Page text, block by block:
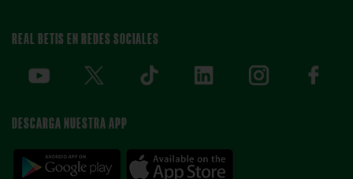
REAL BETIS EN REDES SOCIALES
DESCARGA NUESTRA APP